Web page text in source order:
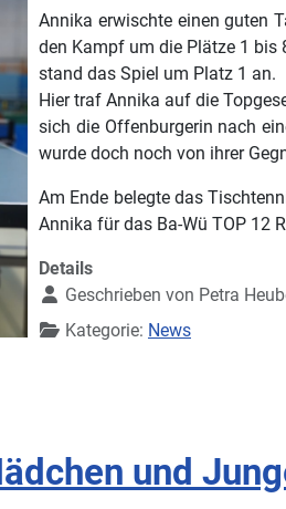
Annika erwischte einen guten
den Kampf um die Plätze 1 bis
stand das Spiel um Platz 1 an.
Hier traf Annika auf die
sich die Offenburgerin nach
wurde doch noch von ihrer
Am Ende belegte das
Annika für das Ba-Wü TOP 12
Details
Geschrieben von Petra
Kategorie: News
und